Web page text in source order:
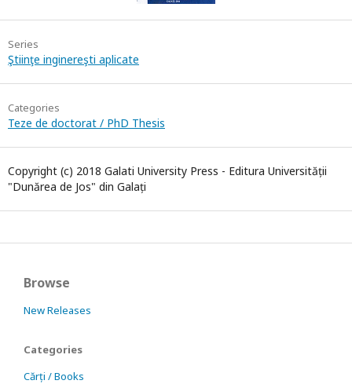
Series
Ştiinţe inginereşti aplicate
Categories
Teze de doctorat / PhD Thesis
Copyright (c) 2018 Galati University Press - Editura Universității
"Dunărea de Jos" din Galați
Browse
New Releases
Categories
Cărți / Books